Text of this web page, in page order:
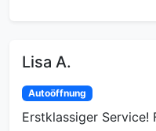
Lisa A.
Autoöffnung
Erstklassiger Service!